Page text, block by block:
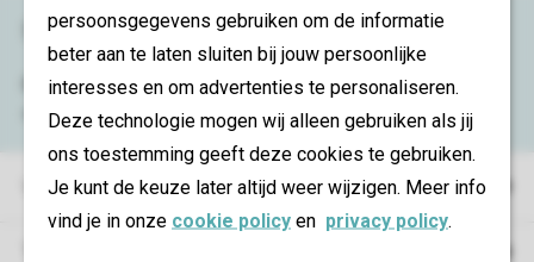
persoonsgegevens gebruiken om de informatie
beter aan te laten sluiten bij jouw persoonlijke
interesses en om advertenties te personaliseren.
Deze technologie mogen wij alleen gebruiken als jij
ons toestemming geeft deze cookies te gebruiken.
Je kunt de keuze later altijd weer wijzigen. Meer info
vind je in onze cookie policy en privacy policy.
Vakantieparken
Service & contact
Bekijk deveelgestelde vragenof neem
contact op met het Contact Center .